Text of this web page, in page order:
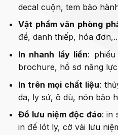
decal cuộn, tem bảo
Vật phẩm văn phòng
đề, danh thiếp, hóa
In nhanh lấy liền:
brochure, hồ sơ năng
In trên mọi chất liệu:
da, ly sứ, ô dù, nón bảo
Đồ lưu niệm độc đáo: in
in đế lót ly, cờ vải lưu